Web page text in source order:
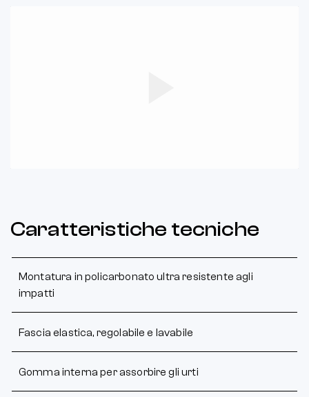
Caratteristiche tecniche
Montatura in policarbonato ultra resistente agli
impatti
Fascia elastica, regolabile e lavabile
Gomma interna per assorbire gli urti